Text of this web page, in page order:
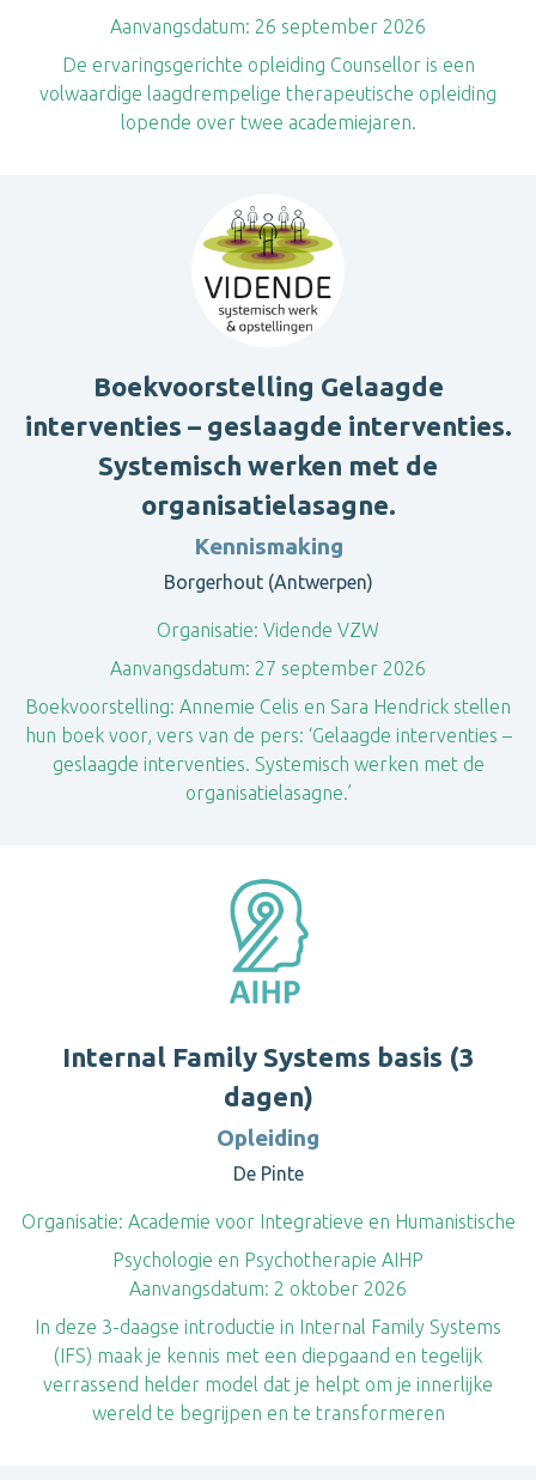
Aanvangsdatum: 26 september 2026
De ervaringsgerichte opleiding Counsellor is een
volwaardige laagdrempelige therapeutische opleiding
lopende over twee academiejaren.
Boekvoorstelling Gelaagde
interventies – geslaagde interventies.
Systemisch werken met de
organisatielasagne.
Kennismaking
Borgerhout (Antwerpen)
Organisatie: Vidende VZW
Aanvangsdatum: 27 september 2026
Boekvoorstelling: Annemie Celis en Sara Hendrick stellen
hun boek voor, vers van de pers: ‘Gelaagde interventies –
geslaagde interventies. Systemisch werken met de
organisatielasagne.’
Internal Family Systems basis (3
dagen)
Opleiding
De Pinte
Organisatie: Academie voor Integratieve en Humanistische
Psychologie en Psychotherapie AIHP
Aanvangsdatum: 2 oktober 2026
In deze 3-daagse introductie in Internal Family Systems
(IFS) maak je kennis met een diepgaand en tegelijk
verrassend helder model dat je helpt om je innerlijke
wereld te begrijpen en te transformeren